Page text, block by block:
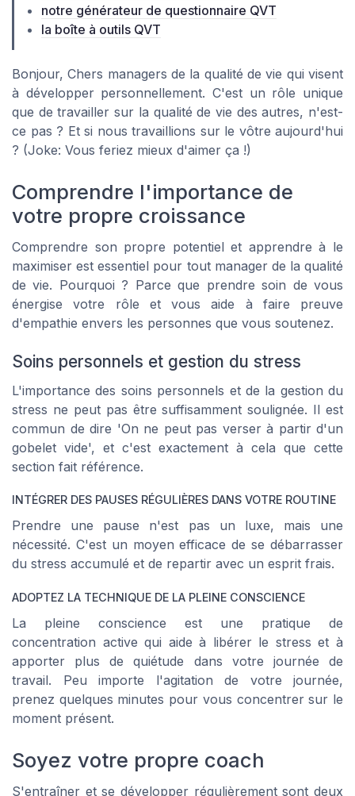
notre générateur de questionnaire QVT
la boîte à outils QVT
Bonjour, Chers managers de la qualité de vie qui visent
à développer personnellement. C'est un rôle unique
que de travailler sur la qualité de vie des autres, n'est-
ce pas ? Et si nous travaillions sur le vôtre aujourd'hui
? (Joke: Vous feriez mieux d'aimer ça !)
Comprendre l'importance de
votre propre croissance
Comprendre son propre potentiel et apprendre à le
maximiser est essentiel pour tout manager de la qualité
de vie. Pourquoi ? Parce que prendre soin de vous
énergise votre rôle et vous aide à faire preuve
d'empathie envers les personnes que vous soutenez.
Soins personnels et gestion du stress
L'importance des soins personnels et de la gestion du
stress ne peut pas être suffisamment soulignée. Il est
commun de dire 'On ne peut pas verser à partir d'un
gobelet vide', et c'est exactement à cela que cette
section fait référence.
INTÉGRER DES PAUSES RÉGULIÈRES DANS VOTRE ROUTINE
Prendre une pause n'est pas un luxe, mais une
nécessité. C'est un moyen efficace de se débarrasser
du stress accumulé et de repartir avec un esprit frais.
ADOPTEZ LA TECHNIQUE DE LA PLEINE CONSCIENCE
La pleine conscience est une pratique de
concentration active qui aide à libérer le stress et à
apporter plus de quiétude dans votre journée de
travail. Peu importe l'agitation de votre journée,
prenez quelques minutes pour vous concentrer sur le
moment présent.
Soyez votre propre coach
S'entraîner et se développer régulièrement sont deux